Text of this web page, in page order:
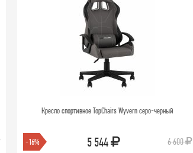
Кресло спортивное TopChairs Wyvern серо-черный
-16% 5 544 6 600